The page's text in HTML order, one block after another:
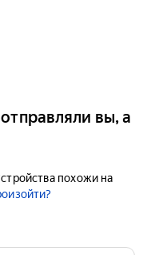
вы, а
похожи на